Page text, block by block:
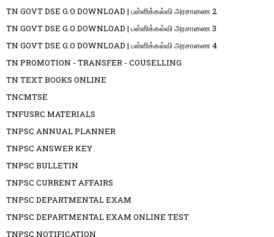
TN GOVT DSE G.O DOWNLOAD | பள்ளிக்கல்வி அரசாணை 2
TN GOVT DSE G.O DOWNLOAD | பள்ளிக்கல்வி அரசாணை 3
TN GOVT DSE G.O DOWNLOAD | பள்ளிக்கல்வி அரசாணை 4
TN PROMOTION - TRANSFER - COUSELLING
TN TEXT BOOKS ONLINE
TNCMTSE
TNFUSRC MATERIALS
TNPSC ANNUAL PLANNER
TNPSC ANSWER KEY
TNPSC BULLETIN
TNPSC CURRENT AFFAIRS
TNPSC DEPARTMENTAL EXAM
TNPSC DEPARTMENTAL EXAM ONLINE TEST
TNPSC NOTIFICATION